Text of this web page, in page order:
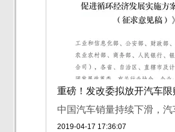
2019-04-17 17:36:07